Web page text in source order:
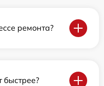
ремонта?
быстрее?